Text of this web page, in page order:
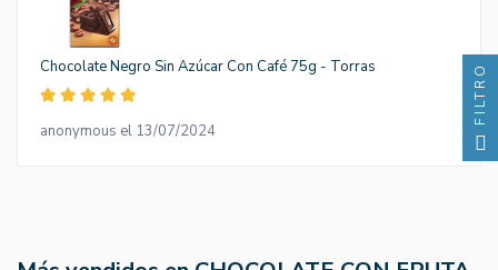
Chocolate Negro Sin Azúcar Con Café 75g - Torras
anonymous el 13/07/2024
FILTRO